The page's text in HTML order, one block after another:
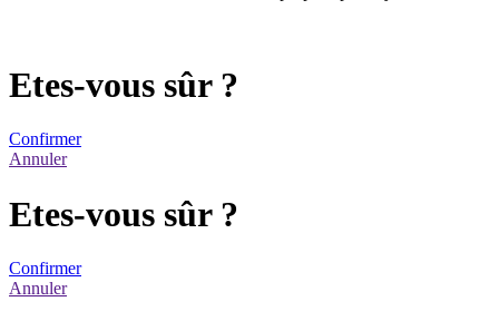
Etes-vous sûr ?
Confirmer
Annuler
Etes-vous sûr ?
Confirmer
Annuler